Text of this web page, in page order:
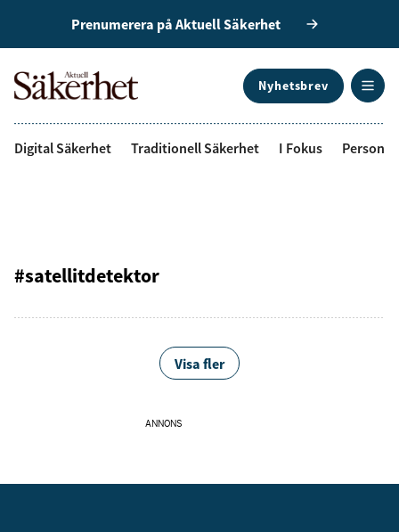
Prenumerera på Aktuell Säkerhet
Nyhetsbrev
Digital Säkerhet Traditionell Säkerhet I Fokus
#satellitdetektor
Visa fler
ANNONS